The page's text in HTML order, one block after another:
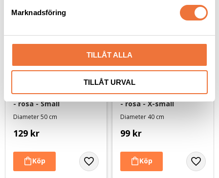
Marknadsföring
TILLÅT ALLA
TILLÅT URVAL
Hundbädd Slumra rund
- rosa - Small
Diameter 50 cm
129 kr
Hundbädd Slumra rund
- rosa - X-small
Diameter 40 cm
99 kr